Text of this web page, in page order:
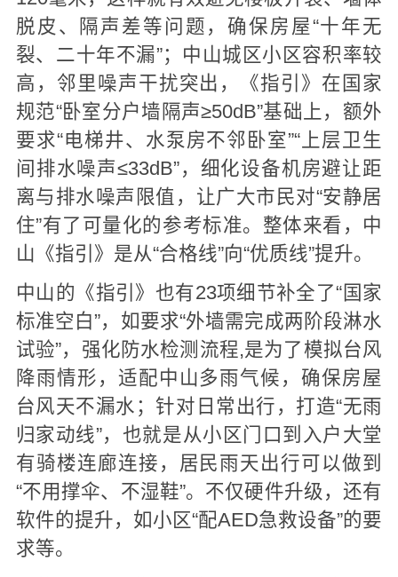
脱皮、隔声差等问题，确保房屋“十年无
裂、二十年不漏”；中山城区小区容积率较
高，邻里噪声干扰突出，《指引》在国家
规范“卧室分户墙隔声≥50dB”基础上，额外
要求“电梯井、水泵房不邻卧室”“上层卫生
间排水噪声≤33dB”，细化设备机房避让距
离与排水噪声限值，让广大市民对“安静居
住”有了可量化的参考标准。整体来看，中
山《指引》是从“合格线”向“优质线”提升。
中山的《指引》也有23项细节补全了“国家
标准空白”，如要求“外墙需完成两阶段淋水
试验”，强化防水检测流程,是为了模拟台风
降雨情形，适配中山多雨气候，确保房屋
台风天不漏水；针对日常出行，打造“无雨
归家动线”，也就是从小区门口到入户大堂
有骑楼连廊连接，居民雨天出行可以做到
“不用撑伞、不湿鞋”。不仅硬件升级，还有
软件的提升，如小区“配AED急救设备”的要
求等。